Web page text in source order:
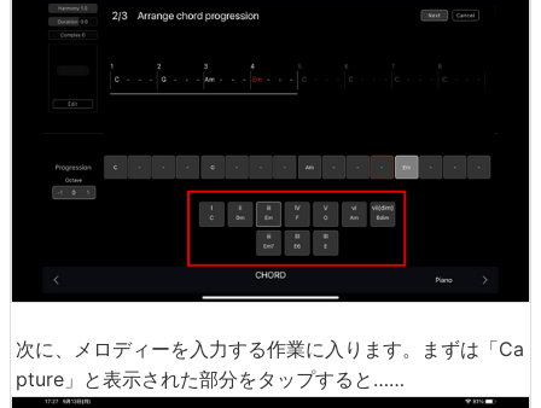
次に、メロディーを入力する作業に入ります。まずは「Ca
pture」と表示された部分をタップすると……